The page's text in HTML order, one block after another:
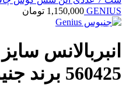
GENIUS
1,150,000 تومان
560425 برند جنیوس GENIUS